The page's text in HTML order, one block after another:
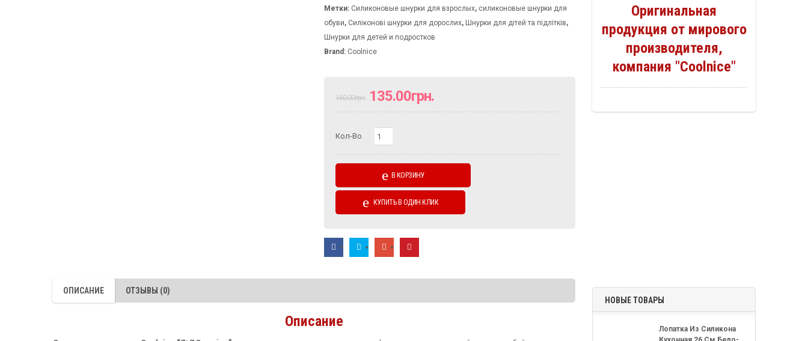
Метки: Силиконовые шнурки для взрослых, силиконовые шнурки для
обуви, Силіконові шнурки для дорослих, Шнурки для дiтей та пiдлiткiв,
Шнурки для детей и подростков
Brand: Coolnice
150.00грн. 135.00грн.
Кол-Во Количество
В КОРЗИНУ
КУПИТЬ В ОДИН КЛИК
ОПИСАНИЕ ОТЗЫВЫ (0)
Описание
Оригинальная
продукция от мирового
производителя,
компания "Coolnice"
НОВЫЕ ТОВАРЫ
Лопатка Из Силикона